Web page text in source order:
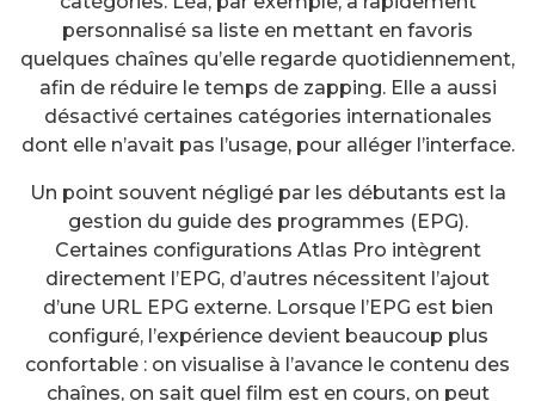
personnalisé sa liste en mettant en favoris
quelques chaînes qu’elle regarde quotidiennement,
afin de réduire le temps de zapping. Elle a aussi
désactivé certaines catégories internationales
dont elle n’avait pas l’usage, pour alléger l’interface.
Un point souvent négligé par les débutants est la
gestion du guide des programmes (EPG).
Certaines configurations Atlas Pro intègrent
directement l’EPG, d’autres nécessitent l’ajout
d’une URL EPG externe. Lorsque l’EPG est bien
configuré, l’expérience devient beaucoup plus
confortable : on visualise à l’avance le contenu des
chaînes, on sait quel film est en cours, on peut